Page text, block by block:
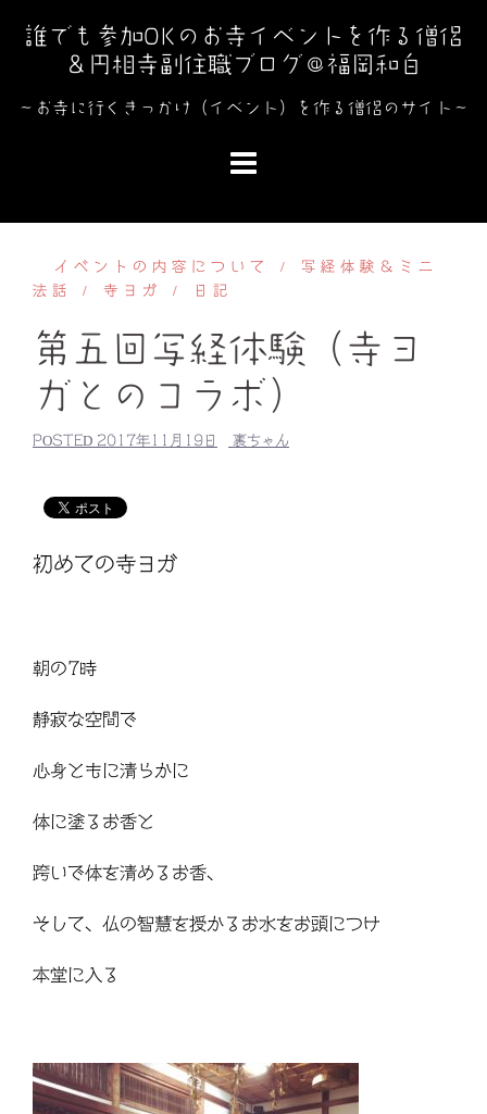
キ
誰でも参加OKのお寺イベントを作る僧侶
＆円相寺副住職ブログ＠福岡和白
～お寺に行くきっかけ（イベント）を作る僧侶のサイト～
イベントの内容について
写経体験＆ミニ
法話
寺ヨガ 日記
第五回写経体験（寺ヨ
ガとのコラボ）
POSTED 2017年11月19日 裏ちゃん
初めての寺ヨガ
朝の7時
静寂な空間で
心身ともに清らかに
体に塗るお香と
跨いで体を清めるお香、
そして、仏の智慧を授かるお水をお頭につけ
本堂に入る